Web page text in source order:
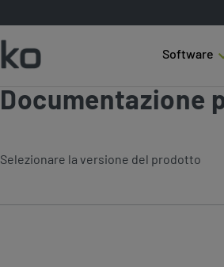
Software
Documentazione
Selezionare la versione del prodotto